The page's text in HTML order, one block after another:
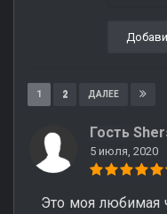
1 2 ДАЛЕЕ
Гость
5 июля, 2020
Это моя любимая